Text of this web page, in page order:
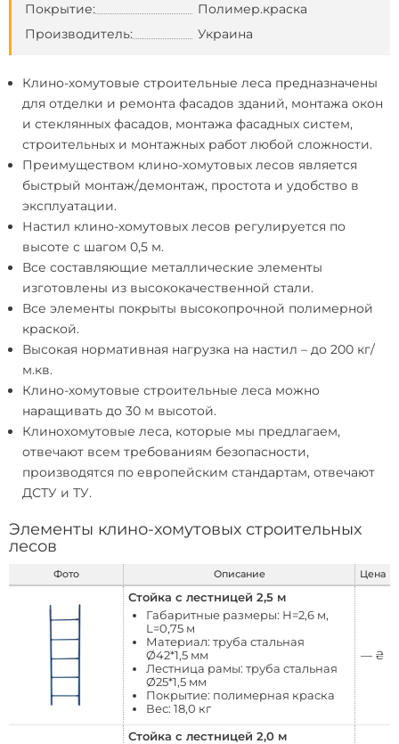
Покрытие:
Полимер.краска
Производитель:
Украина
Клино-хомутовые строительные леса предназначены
для отделки и ремонта фасадов зданий, монтажа окон
и стеклянных фасадов, монтажа фасадных систем,
строительных и монтажных работ любой сложности.
Преимуществом клино-хомутовых лесов является
быстрый монтаж/демонтаж, простота и удобство в
эксплуатации.
Настил клино-хомутовых лесов регулируется по
высоте с шагом 0,5 м.
Все составляющие металлические элементы
изготовлены из высококачественной стали.
Все элементы покрыты высокопрочной полимерной
краской.
Высокая нормативная нагрузка на настил – до 200 кг/
м.кв.
Клино-хомутовые строительные леса можно
наращивать до 30 м высотой.
Клинохомутовые леса, которые мы предлагаем,
отвечают всем требованиям безопасности,
производятся по европейским стандартам, отвечают
ДСТУ и ТУ.
Элементы клино-хомутовых строительных
лесов
Фото Описание Цена
Стойка с лестницей 2,5 м
Габаритные размеры: Н=2,6 м,
L=0,75 м
Материал: труба стальная
Ø42*1,5 мм
Лестница рамы: труба стальная
Ø25*1,5 мм
Покрытие: полимерная краска
Вес: 18,0 кг
— ₴
Стойка с лестницей 2,0 м